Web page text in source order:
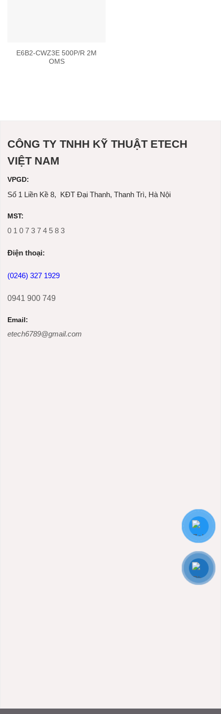
E6B2-CWZ3E 500P/R 2M
OMS
CÔNG TY TNHH KỸ THUẬT ETECH
VIỆT NAM
VPGD:
Số 1 Liền Kề 8, KĐT Đại Thanh, Thanh Trì, Hà Nội
MST:
0 1 0 7 3 7 4 5 8 3
Ðiện thoại:
(0246) 327 1929
0941 900 749
Email:
etech6789@gmail.com